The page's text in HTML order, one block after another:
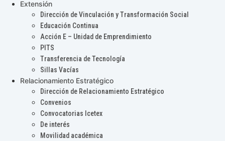
Extensión
Dirección de Vinculación y Transformación Social
Educación Continua
Acción E – Unidad de Emprendimiento
PITS
Transferencia de Tecnología
Sillas Vacías
Relacionamiento Estratégico
Dirección de Relacionamiento Estratégico
Convenios
Convocatorias Icetex
De interés
Movilidad académica